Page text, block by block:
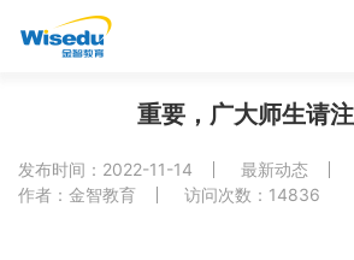
首页
产品服务
重要，广大师生请注
发布时间：2022-11-14
最新动态
作者：金智教育
访问次数：14836